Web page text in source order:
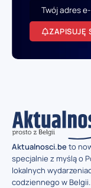
ZAPISUJĘ
Aktualnosci.beto
specjalnie z myślą o
lokalnych
codziennego w Belgii.